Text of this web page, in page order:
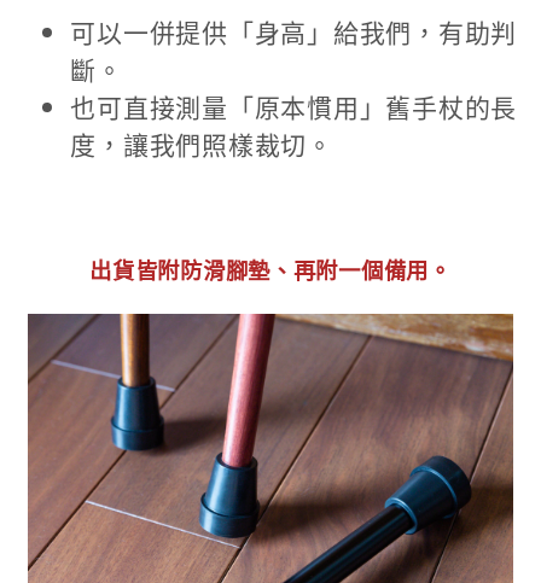
可以一併提供「身高」給我們，有助判
斷。
也可直接測量「原本慣用」舊手杖的長
度，讓我們照樣裁切。
出貨皆附防滑腳墊、再附一個備用。